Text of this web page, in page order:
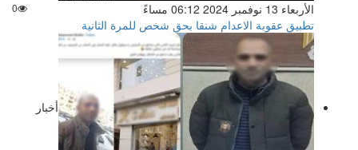
الأربعاء 13 نوفمبر 2024 06:12 مساءً 0
تطبيق عقوبة الاعدام شنقا بحق شخص للمرة الثانية
أخبار